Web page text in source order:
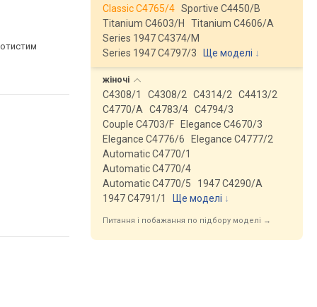
Classic C4765/4 Sportive C4450/B
Titanium C4603/H
Titanium C4606/A
Series 1947 C4374/M
Series 1947 C4797/3
Ще моделі ↓
жіночі
C4308/1 C4308/2 C4314/2
C4413/2
C4770/A
C4783/4 C4794/3
Couple C4703/F
Elegance C4670/3
Elegance C4776/6
Elegance C4777/2
Automatic C4770/1
Automatic C4770/4
Automatic C4770/5
1947 C4290/A
1947 C4791/1
Ще моделі ↓
Питання і побажання по підбору моделі →